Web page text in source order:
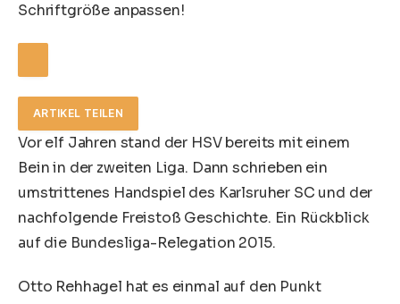
Schriftgröße anpassen!
ARTIKEL TEILEN
Vor elf Jahren stand der HSV bereits mit einem
Bein in der zweiten Liga. Dann schrieben ein
umstrittenes Handspiel des Karlsruher SC und der
nachfolgende Freistoß Geschichte. Ein Rückblick
auf die Bundesliga-Relegation 2015.
Otto Rehhagel hat es einmal auf den Punkt